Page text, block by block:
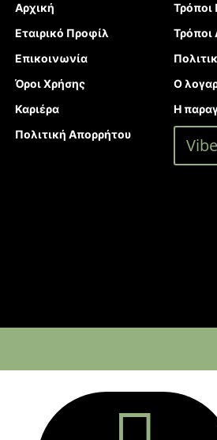
Αρχική
Εταιρικό Προφίλ
Επικοινωνία
Όροι Χρήσης
Καριέρα
Πολιτική Απορρήτου
Ο
Η